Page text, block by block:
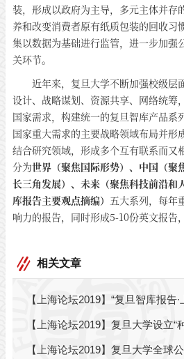
装，形成以政府为主导，多元主体并存
养和改变消费者原有纸质包装的回收习
集以数据为基础进行监管，进一步加强
关环节。
近年来，复旦大学不断加强校级层
设计、战略谋划、资源共享、网络统筹
国家需求，构建统一的复旦智库产品系
国家重大需求的主要战略领域布局并形
结合研究领域，形成多个互有联系而又
分为世界（聚焦国际形势）、中国（聚
长三角发展）、未来（聚焦科技前沿和
库报告主要观点摘编） 五大系列，每年
响力的报告，同时形成5-10份英文报告
相关文章